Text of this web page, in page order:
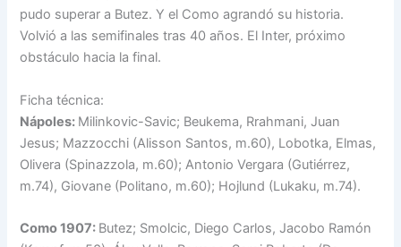
pudo superar a Butez. Y el Como agrandó su historia.
Volvió a las semifinales tras 40 años. El Inter, próximo
obstáculo hacia la final.
Ficha técnica:
Nápoles: Milinkovic-Savic; Beukema, Rrahmani, Juan
Jesus; Mazzocchi (Alisson Santos, m.60), Lobotka, Elmas,
Olivera (Spinazzola, m.60); Antonio Vergara (Gutiérrez,
m.74), Giovane (Politano, m.60); Hojlund (Lukaku, m.74).
Como 1907: Butez; Smolcic, Diego Carlos, Jacobo Ramón